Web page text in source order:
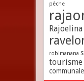
pêche
Rajoelina
robimanana
tourisme